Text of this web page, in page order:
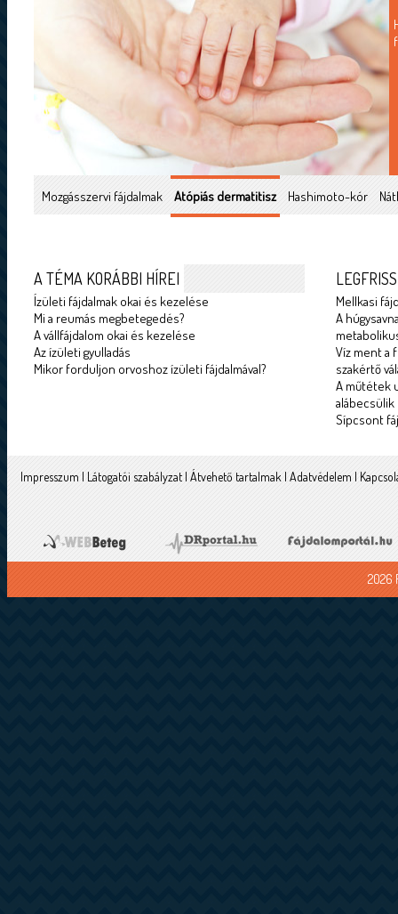
Mozgásszervi fájdalmak Atópiás dermatitisz Hashimoto-kór
A TÉMA KORÁBBI HÍREI
Ízületi fájdalmak okai és kezelése
Mi a reumás megbetegedés?
A vállfájdalom okai és kezelése
Az ízületi gyulladás
Mikor forduljon orvoshoz ízületi fájdalmával?
Mellkasi
A
Víz ment a
szakértő
A műtétek
alábecsülik
Sípcsont
Impresszum | Látogatói szabályzat | Átvehető tartalmak | Adatvédelem |
2026